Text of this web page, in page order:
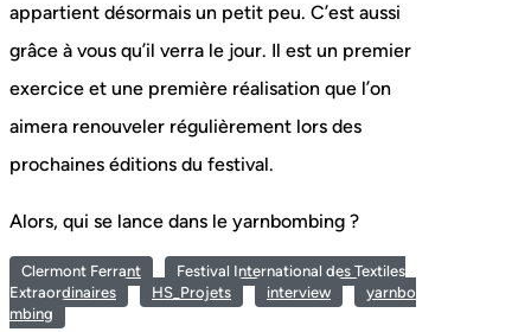
appartient désormais un petit peu. C’est aussi
grâce à vous qu’il verra le jour. Il est un premier
exercice et une première réalisation que l’on
aimera renouveler régulièrement lors des
prochaines éditions du festival.
Alors, qui se lance dans le yarnbombing ?
Clermont Ferrant
Festival International des Textiles
Extraordinaires
HS_Projets interview
yarnbo
mbing